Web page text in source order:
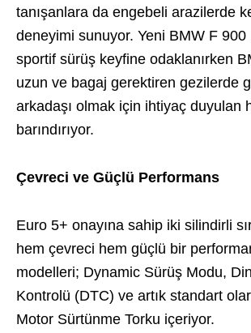
tanışanlara da engebeli arazilerde
deneyimi sunuyor. Yeni BMW F
sportif sürüş keyfine odaklanırken
uzun ve bagaj gerektiren gezilerde
arkadaşı olmak için ihtiyaç duyulan
barındırıyor.
Çevreci ve Güçlü Performans
Euro 5+ onayına sahip iki silindirli
hem çevreci hem güçlü bir
modelleri; Dynamic Sürüş Modu,
Kontrolü (DTC) ve artık standart
Motor Sürtünme Torku içeriyor.